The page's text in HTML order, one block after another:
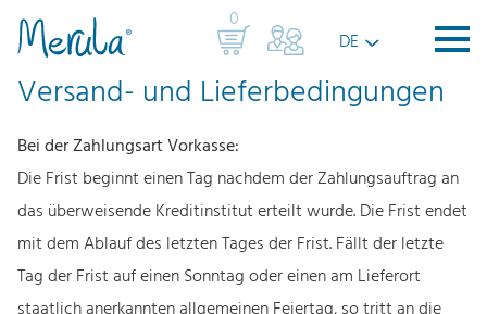
0
DE
Versand- und Lieferbedingungen
Bei der Zahlungsart Vorkasse:
Die Frist beginnt einen Tag nachdem der Zahlungsauftrag an
das überweisende Kreditinstitut erteilt wurde. Die Frist endet
mit dem Ablauf des letzten Tages der Frist. Fällt der letzte
Tag der Frist auf einen Sonntag oder einen am Lieferort